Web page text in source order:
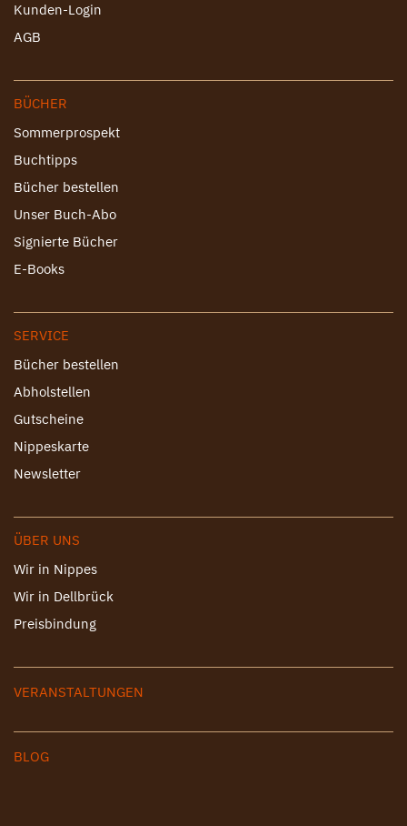
Kunden-Login
AGB
BÜCHER
Sommerprospekt
Buchtipps
Bücher bestellen
Unser Buch-Abo
Signierte Bücher
E-Books
SERVICE
Bücher bestellen
Abholstellen
Gutscheine
Nippeskarte
Newsletter
ÜBER UNS
Wir in Nippes
Wir in Dellbrück
Preisbindung
VERANSTALTUNGEN
BLOG